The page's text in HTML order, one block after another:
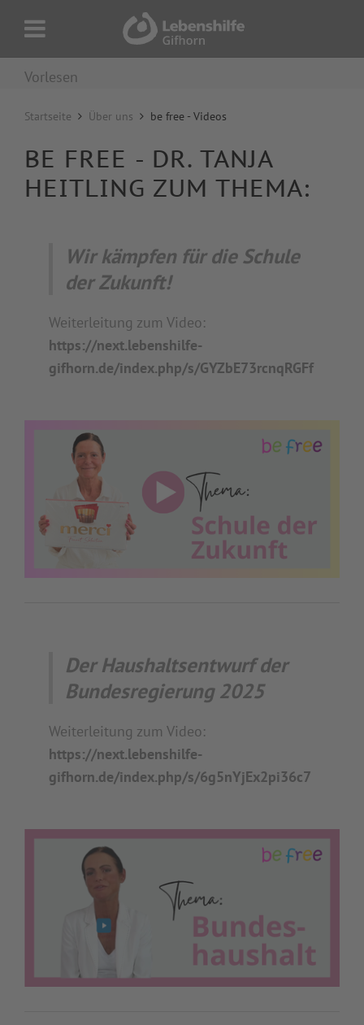
Vorlesen
Startseite Über uns be free - Videos
BE FREE - DR. TANJA
HEITLING ZUM THEMA:
Wir kämpfen für die Schule
der Zukunft!
Weiterleitung zum Video:
https://next.lebenshilfe-
gifhorn.de/index.php/s/GYZbE73rcnqRGFf
Der Haushaltsentwurf der
Bundesregierung 2025
Weiterleitung zum Video:
https://next.lebenshilfe-
gifhorn.de/index.php/s/6g5nYjEx2pi36c7